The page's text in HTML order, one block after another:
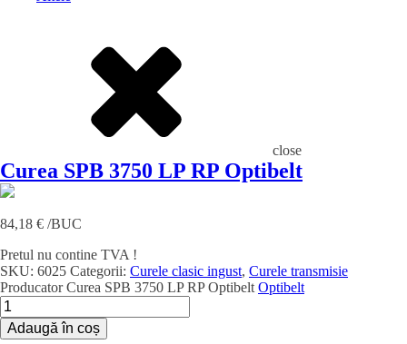
close
Curea SPB 3750 LP RP Optibelt
84,18 € /BUC
Pretul nu contine TVA !
SKU: 6025 Categorii: Curele clasic ingust, Curele transmisie
ProducatorCurea SPB 3750 LP RP Optibelt Optibelt
Cantitate
Curea
SPB
Adaugă în coș